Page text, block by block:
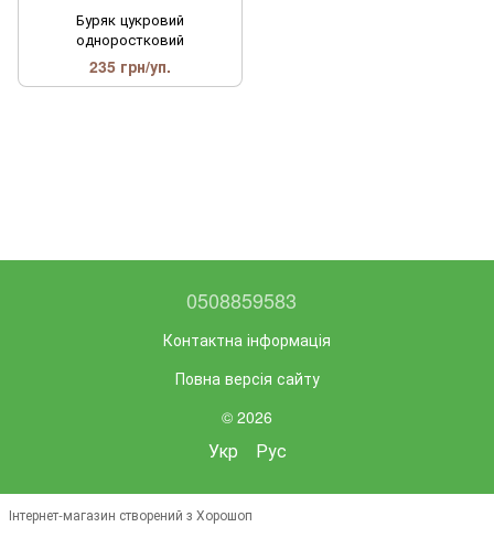
Буряк цукровий
одноростковий
235 грн/уп.
0508859583
Контактна інформація
Повна версія сайту
© 2026
Укр Рус
Інтернет-магазин створений з Хорошоп